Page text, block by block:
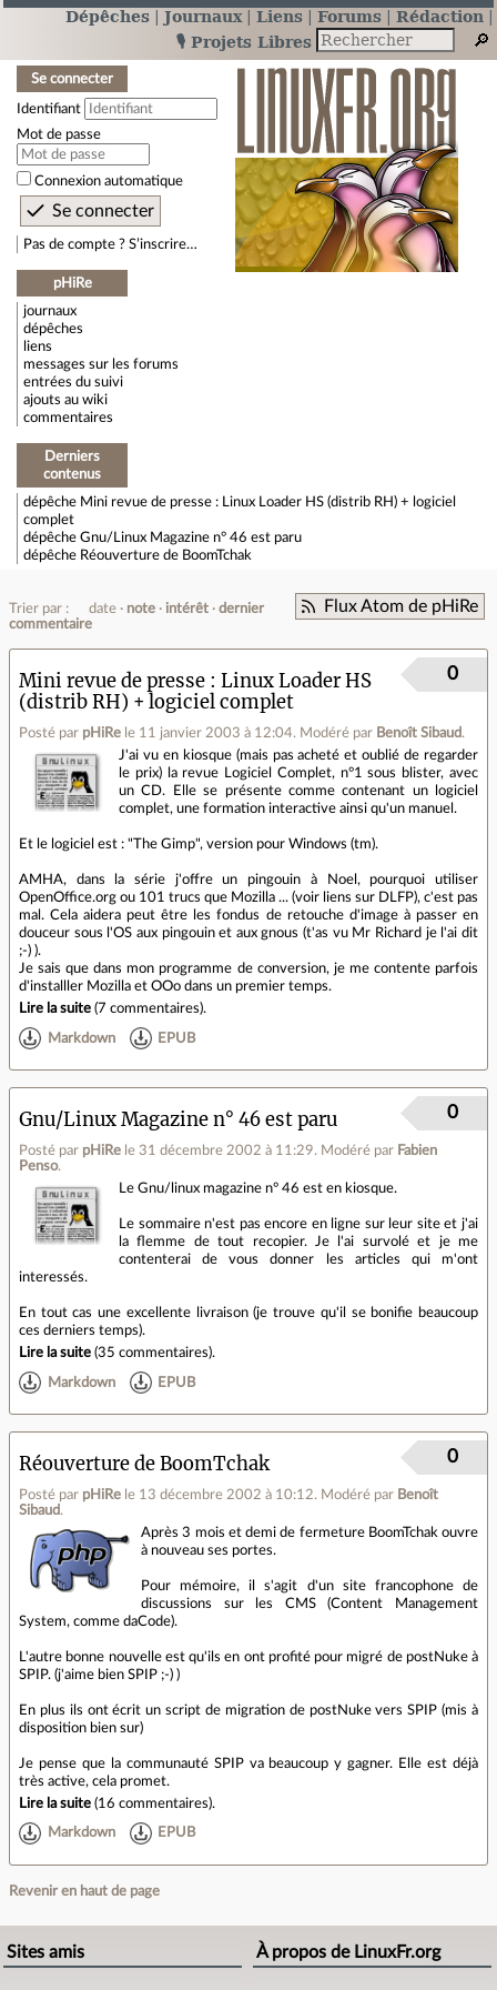
Dépêches Journaux Liens Forums
Rédaction
🎙️ Projets Libres
Se connecter
Identifiant
Mot de passe
Connexion automatique
Pas de compte ? S’inscrire…
pHiRe
journaux
dépêches
liens
messages sur les forums
entrées du suivi
ajouts au wiki
commentaires
Derniers
contenus
dépêche Mini revue de presse : Linux Loader HS (distrib RH) + logiciel
complet
dépêche Gnu/Linux Magazine n° 46 est paru
dépêche Réouverture de BoomTchak
Flux Atom de pHiRe
Trier par : date note intérêt
dernier
commentaire
Mini revue de presse : Linux Loader HS
(distrib RH) + logiciel complet
Posté par pHiRe le 11 janvier 2003 à 12:04. Modéré par Benoît Sibaud.
0
J'ai vu en kiosque (mais pas acheté et oublié de regarder
le prix) la revue Logiciel Complet, n°1 sous blister, avec
un CD. Elle se présente comme contenant un logiciel
complet, une formation interactive ainsi qu'un manuel.
Et le logiciel est : "The Gimp", version pour Windows (tm).
AMHA, dans la série j'offre un pingouin à Noel, pourquoi utiliser
OpenOffice.org ou 101 trucs que Mozilla ... (voir liens sur DLFP), c'est pas
mal. Cela aidera peut être les fondus de retouche d'image à passer en
douceur sous l'OS aux pingouin et aux gnous (t'as vu Mr Richard je l'ai dit
;-) ).
Je sais que dans mon programme de conversion, je me contente parfois
d'installler Mozilla et OOo dans un premier temps.
Lire la suite (7 commentaires).
Markdown EPUB
Gnu/Linux Magazine n° 46 est paru
Posté par pHiRe le 31 décembre 2002 à 11:29. Modéré par Fabien
Penso.
0
Le Gnu/linux magazine n° 46 est en kiosque.
Le sommaire n'est pas encore en ligne sur leur site et j'ai
la flemme de tout recopier. Je l'ai survolé et je me
contenterai de vous donner les articles qui m'ont
interessés.
En tout cas une excellente livraison (je trouve qu'il se bonifie beaucoup
ces derniers temps).
Lire la suite (35 commentaires).
Markdown EPUB
Réouverture de BoomTchak
Posté par pHiRe le 13 décembre 2002 à 10:12. Modéré par Benoît
Sibaud.
0
Après 3 mois et demi de fermeture BoomTchak ouvre
à nouveau ses portes.
Pour mémoire, il s'agit d'un site francophone de
discussions sur les CMS (Content Management
System, comme daCode).
L'autre bonne nouvelle est qu'ils en ont profité pour migré de postNuke à
SPIP. (j'aime bien SPIP ;-) )
En plus ils ont écrit un script de migration de postNuke vers SPIP (mis à
disposition bien sur)
Je pense que la communauté SPIP va beaucoup y gagner. Elle est déjà
très active, cela promet.
Lire la suite (16 commentaires).
Markdown EPUB
Revenir en haut de page
Sites amis À propos de LinuxFr.org